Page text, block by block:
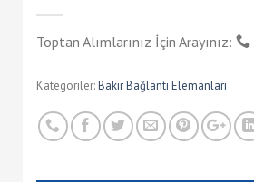
Toptan Alımlarınız İçin Arayınız:
Kategoriler:Bakır Bağlantı Elemanları